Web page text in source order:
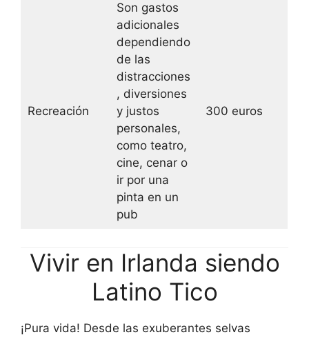
Recreación
Son gastos
adicionales
dependiendo
de las
distracciones
, diversiones
y justos
personales,
como teatro,
cine, cenar o
ir por una
pinta en un
pub
300 euros
Vivir en Irlanda siendo
Latino Tico
¡Pura vida! Desde las exuberantes selvas